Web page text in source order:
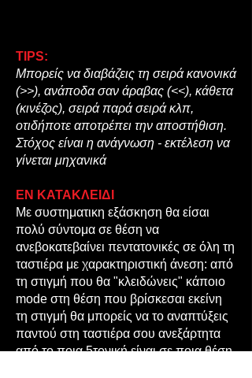
TIPS:
Μπορείς να διαβάζεις τη σειρά κανονικά
(>>), ανάποδα σαν άραβας (<<), κάθετα
(κινέζος), σειρά παρά σειρά κλπ,
οτιδήποτε αποτρέπει την αποστήθιση.
Στόχος είναι η ανάγνωση - εκτέλεση να
γίνεται μηχανικά
ΕΝ ΚΑΤΑΚΛΕΙΔΙ
Με συστηματικη εξάσκηση θα είσαι
πολύ σύντομα σε θέση να
ανεβοκατεβαίνει πεντατονικές σε όλη τη
ταστιέρα με χαρακτηριστική άνεση: από
τη στιγμή που θα "κλειδώνεις" κάποιο
mode στη θέση που βρίσκεσαι εκείνη
τη στιγμή θα μπορείς να το αναπτύξεις
παντού στη ταστιέρα σου ανεξάρτητα
από το ποια 5τονική είναι σε ποια θέση